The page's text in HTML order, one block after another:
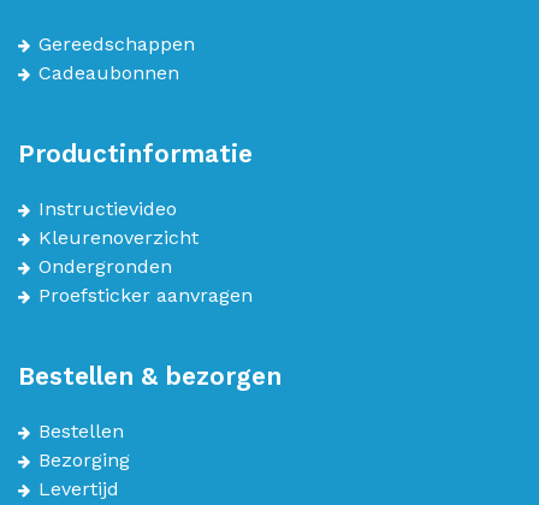
Gereedschappen
Cadeaubonnen
Productinformatie
Instructievideo
Kleurenoverzicht
Ondergronden
Proefsticker aanvragen
Bestellen & bezorgen
Bestellen
Bezorging
Levertijd